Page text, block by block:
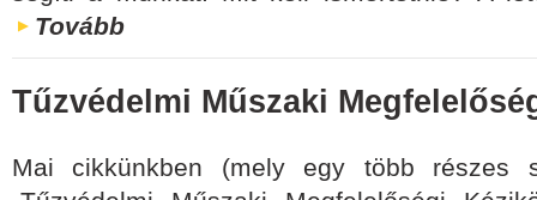
Tovább
Tűzvédelmi Műszaki
Mai cikkünkben (mely egy több részes